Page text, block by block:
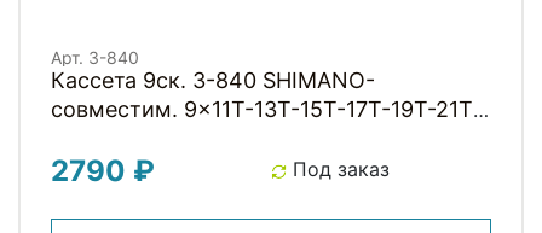
Арт. 3-840
Кассета 9ск. 3-840 SHIMANO-
совместим. 9x11T-13T-15T-17T-19T-21T-
C-9SC CLARKS
2790 ₽ Под заказ